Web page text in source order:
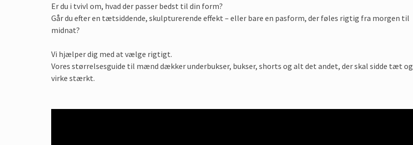
Er du i tvivl om, hvad der passer bedst til din form?
Går du efter en tætsiddende, skulpturerende effekt – eller bare en pasform, der føles rigtig fra morgen til
midnat?
Vi hjælper dig med at vælge rigtigt.
Vores størrelsesguide til mænd dækker underbukser, bukser, shorts og alt det andet, der skal sidde tæt og
virke stærkt.